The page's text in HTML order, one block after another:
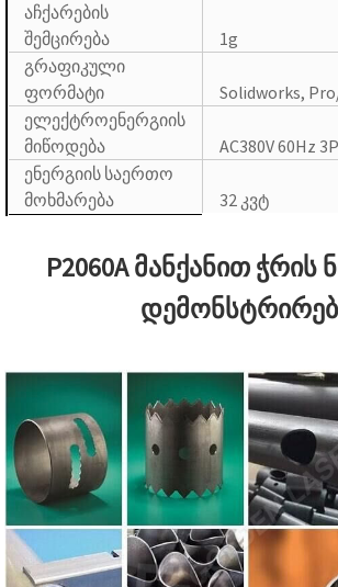
აჩქარების
შემცირება
1g
გრაფიკული
ფორმატი
Solidworks,
ელექტროენერგიის
მიწოდება
AC380V 60Hz 3P
ენერგიის საერთო
მოხმარება
32 კვტ
P2060A მანქანით ჭრის